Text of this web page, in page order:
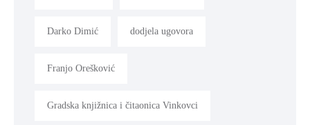
Darko Dimić dodjela ugovora
Franjo Orešković
Gradska knjižnica i čitaonica Vinkovci